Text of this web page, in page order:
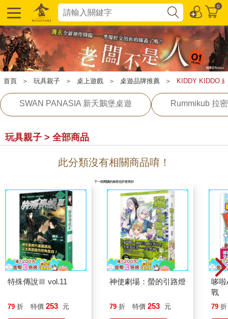
0
首頁 ＞ 玩具親子 ＞ 桌上遊戲 ＞ 桌遊品牌推薦 ＞ KIDDY KIDDO
SWAN PANASIA 新天鵝堡桌遊 Rummikub 拉密
玩具親子 > 全部商品
此分類沒有相關商品唷！
下一段閱讀的旅程也許更美好
特殊傳說Ⅲ vol.11
79 折 特價 253 元
神使劇場：螢的引路燈
79 折 特價 253 元
哆
戰
79 折